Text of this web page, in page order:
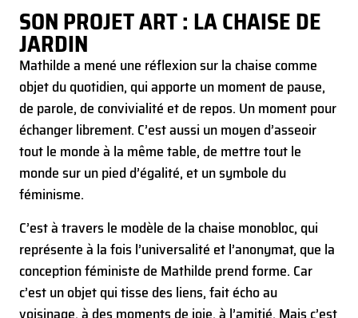
SON PROJET ART : LA CHAISE DE
JARDIN
Mathilde a mené une réflexion sur la chaise comme
objet du quotidien, qui apporte un moment de pause,
de parole, de convivialité et de repos. Un moment pour
échanger librement. C’est aussi un moyen d’asseoir
tout le monde à la même table, de mettre tout le
monde sur un pied d’égalité, et un symbole du
féminisme.
C’est à travers le modèle de la chaise monobloc, qui
représente à la fois l’universalité et l’anonymat, que la
conception féministe de Mathilde prend forme. Car
c’est un objet qui tisse des liens, fait écho au